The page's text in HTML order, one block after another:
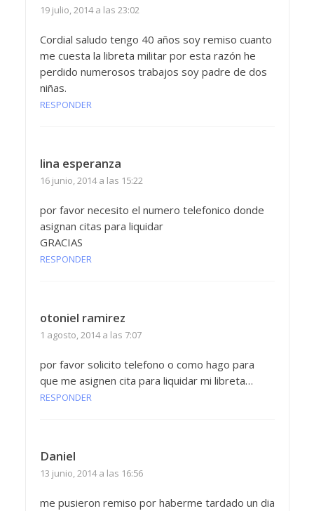
19 julio, 2014 a las 23:02
Cordial saludo tengo 40 años soy remiso cuanto
me cuesta la libreta militar por esta razón he
perdido numerosos trabajos soy padre de dos
niñas.
RESPONDER
lina esperanza
16 junio, 2014 a las 15:22
por favor necesito el numero telefonico donde
asignan citas para liquidar
GRACIAS
RESPONDER
otoniel ramirez
1 agosto, 2014 a las 7:07
por favor solicito telefono o como hago para
que me asignen cita para liquidar mi libreta…
RESPONDER
Daniel
13 junio, 2014 a las 16:56
me pusieron remiso por haberme tardado un dia